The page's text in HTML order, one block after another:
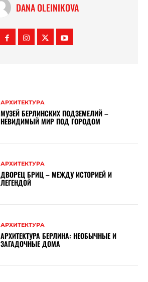
DANA OLEINIKOVA
АРХИТЕКТУРА
МУЗЕЙ БЕРЛИНСКИХ ПОДЗЕМЕЛИЙ –
НЕВИДИМЫЙ МИР ПОД ГОРОДОМ
АРХИТЕКТУРА
ДВОРЕЦ БРИЦ – МЕЖДУ ИСТОРИЕЙ И
ЛЕГЕНДОЙ
АРХИТЕКТУРА
АРХИТЕКТУРА БЕРЛИНА: НЕОБЫЧНЫЕ И
ЗАГАДОЧНЫЕ ДОМА